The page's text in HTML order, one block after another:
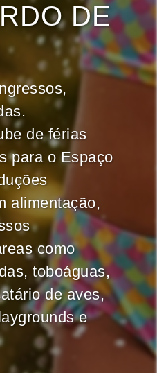
DE
de férias
para o Espaço
alimentação,
como
toboáguas,
de aves,
e